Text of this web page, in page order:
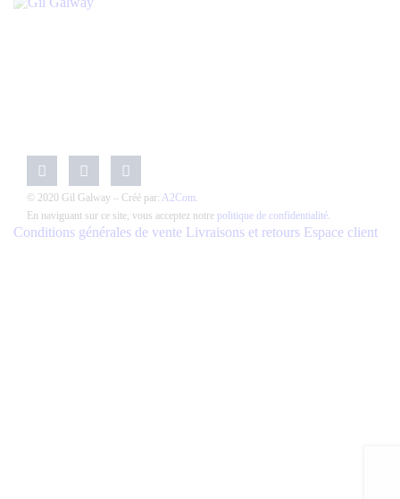
© 2020 Gil Galway – Créé par: A2Com.
En naviguant sur ce site, vous acceptez notre politique de confidentialité.
Conditions générales de vente Livraisons et retours Espace client